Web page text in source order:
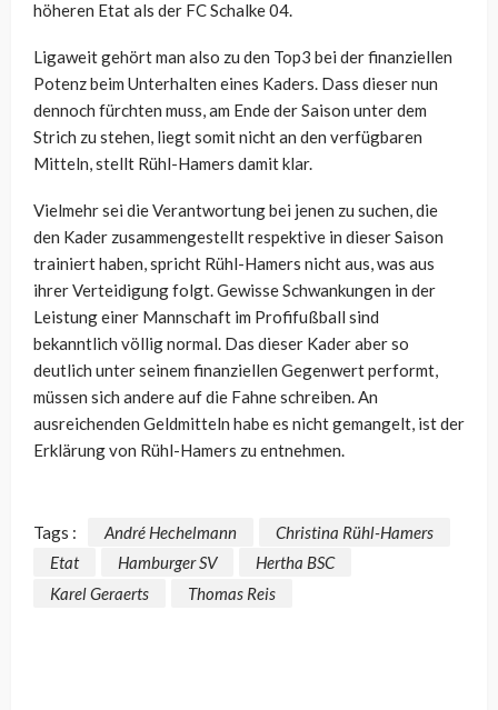
höheren Etat als der FC Schalke 04.
Ligaweit gehört man also zu den Top3 bei der finanziellen
Potenz beim Unterhalten eines Kaders. Dass dieser nun
dennoch fürchten muss, am Ende der Saison unter dem
Strich zu stehen, liegt somit nicht an den verfügbaren
Mitteln, stellt Rühl-Hamers damit klar.
Vielmehr sei die Verantwortung bei jenen zu suchen, die
den Kader zusammengestellt respektive in dieser Saison
trainiert haben, spricht Rühl-Hamers nicht aus, was aus
ihrer Verteidigung folgt. Gewisse Schwankungen in der
Leistung einer Mannschaft im Profifußball sind
bekanntlich völlig normal. Das dieser Kader aber so
deutlich unter seinem finanziellen Gegenwert performt,
müssen sich andere auf die Fahne schreiben. An
ausreichenden Geldmitteln habe es nicht gemangelt, ist der
Erklärung von Rühl-Hamers zu entnehmen.
Tags : André Hechelmann
Christina Rühl-Hamers
Etat
Hamburger SV
Hertha BSC
Karel Geraerts
Thomas Reis